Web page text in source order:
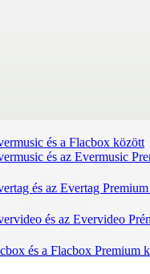
és a Flacbox között
és az Evermusic
és az Evertag
és az Evervideo
és a Flacbox Premium